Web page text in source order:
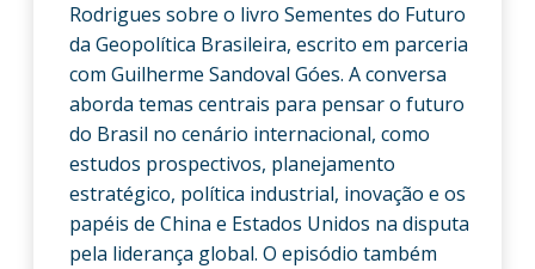
Rodrigues sobre o livro Sementes do Futuro
da Geopolítica Brasileira, escrito em parceria
com Guilherme Sandoval Góes. A conversa
aborda temas centrais para pensar o futuro
do Brasil no cenário internacional, como
estudos prospectivos, planejamento
estratégico, política industrial, inovação e os
papéis de China e Estados Unidos na disputa
pela liderança global. O episódio também